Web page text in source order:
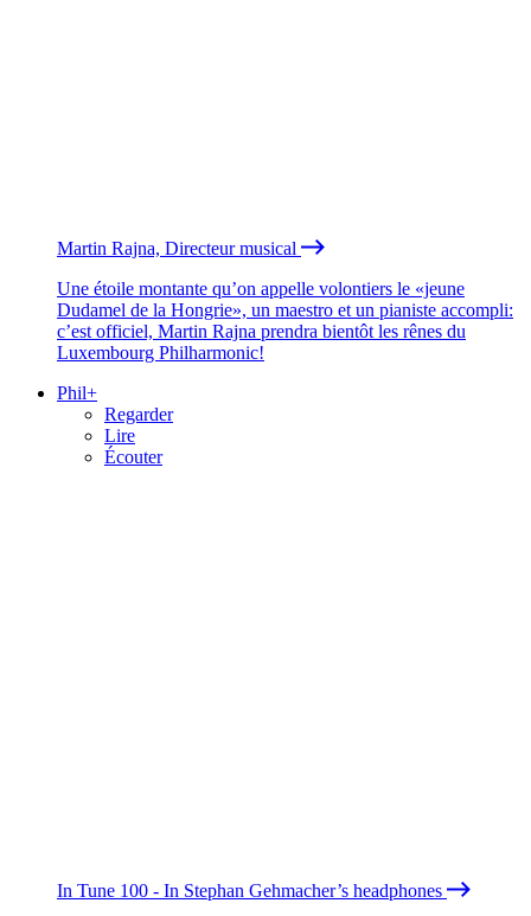
Martin Rajna, Directeur musical
Une étoile montante qu’on appelle volontiers le «jeune
Dudamel de la Hongrie», un maestro et un pianiste accompli:
c’est officiel, Martin Rajna prendra bientôt les rênes du
Luxembourg Philharmonic!
Phil+
Regarder
Lire
Écouter
In Tune 100 - In Stephan Gehmacher’s headphones